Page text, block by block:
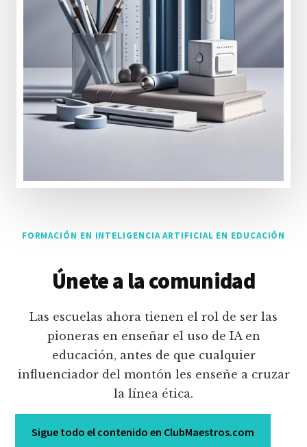
FORMACIÓN EN INTELIGENCIA ARTIFICIAL EN EDUCACIÓN
Únete a la comunidad
Las escuelas ahora tienen el rol de ser las
pioneras en enseñar el uso de IA en
educación, antes de que cualquier
influenciador del montón les enseñe a cruzar
la línea ética.
Sigue todo el contenido en ClubMaestros.com